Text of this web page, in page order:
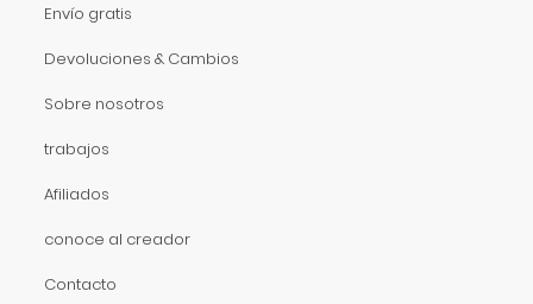
Envío gratis
Devoluciones & Cambios
Sobre nosotros
trabajos
Afiliados
conoce al creador
Contacto